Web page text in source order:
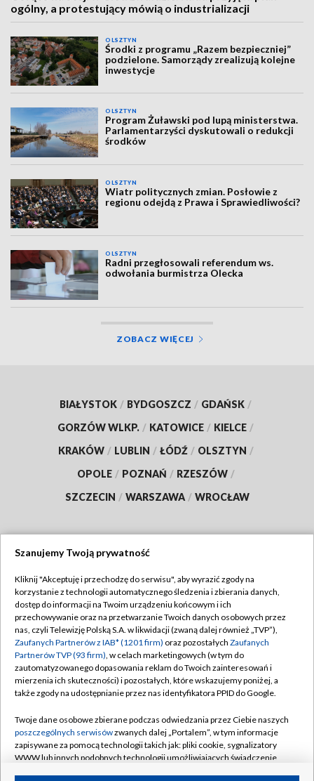
ogólny, a protestujący mówią o industrializacji
OLSZTYN
Środki z programu „Razem bezpieczniej”
podzielone. Samorządy zrealizują kolejne
inwestycje
OLSZTYN
Program Żuławski pod lupą ministerstwa.
Parlamentarzyści dyskutowali o redukcji
środków
OLSZTYN
Wiatr politycznych zmian. Posłowie z
regionu odejdą z Prawa i Sprawiedliwości?
OLSZTYN
Radni przegłosowali referendum ws.
odwołania burmistrza Olecka
ZOBACZ WIĘCEJ
BIAŁYSTOK / BYDGOSZCZ / GDAŃSK /
GORZÓW WLKP. / KATOWICE / KIELCE /
KRAKÓW / LUBLIN / ŁÓDŹ / OLSZTYN /
OPOLE / POZNAŃ / RZESZÓW /
SZCZECIN / WARSZAWA / WROCŁAW
TVP
Abonament TVP
Emisja w TVP
Centrum informacji TVP
Naziemna Telewizja Cyfrowa
Rada Programowa
System NOS
Informacje o nadawcy
Regulamin TVP
Polityka prywatności
Moje zgody
Pomoc
Kontakt
Kanały
Szanujemy Twoją prywatność
Kliknij "Akceptuję i przechodzę do serwisu", aby wyrazić zgody na
korzystanie z technologii automatycznego śledzenia i zbierania danych,
dostęp do informacji na Twoim urządzeniu końcowym i ich
przechowywanie oraz na przetwarzanie Twoich danych osobowych przez
nas, czyli Telewizję Polską S.A. w likwidacji (zwaną dalej również „TVP”),
Zaufanych Partnerów z IAB* (1201 firm) oraz pozostałych Zaufanych
Partnerów TVP (93 firm), w celach marketingowych (w tym do
zautomatyzowanego dopasowania reklam do Twoich zainteresowań i
mierzenia ich skuteczności) i pozostałych, które wskazujemy poniżej, a
także zgody na udostępnianie przez nas identyfikatora PPID do Google.
Twoje dane osobowe zbierane podczas odwiedzania przez Ciebie naszych
poszczególnych serwisówzwanych dalej „Portalem”, w tym informacje
zapisywane za pomocą technologii takich jak: pliki cookie, sygnalizatory
WWW lub innych podobnych technologii umożliwiających świadczenie